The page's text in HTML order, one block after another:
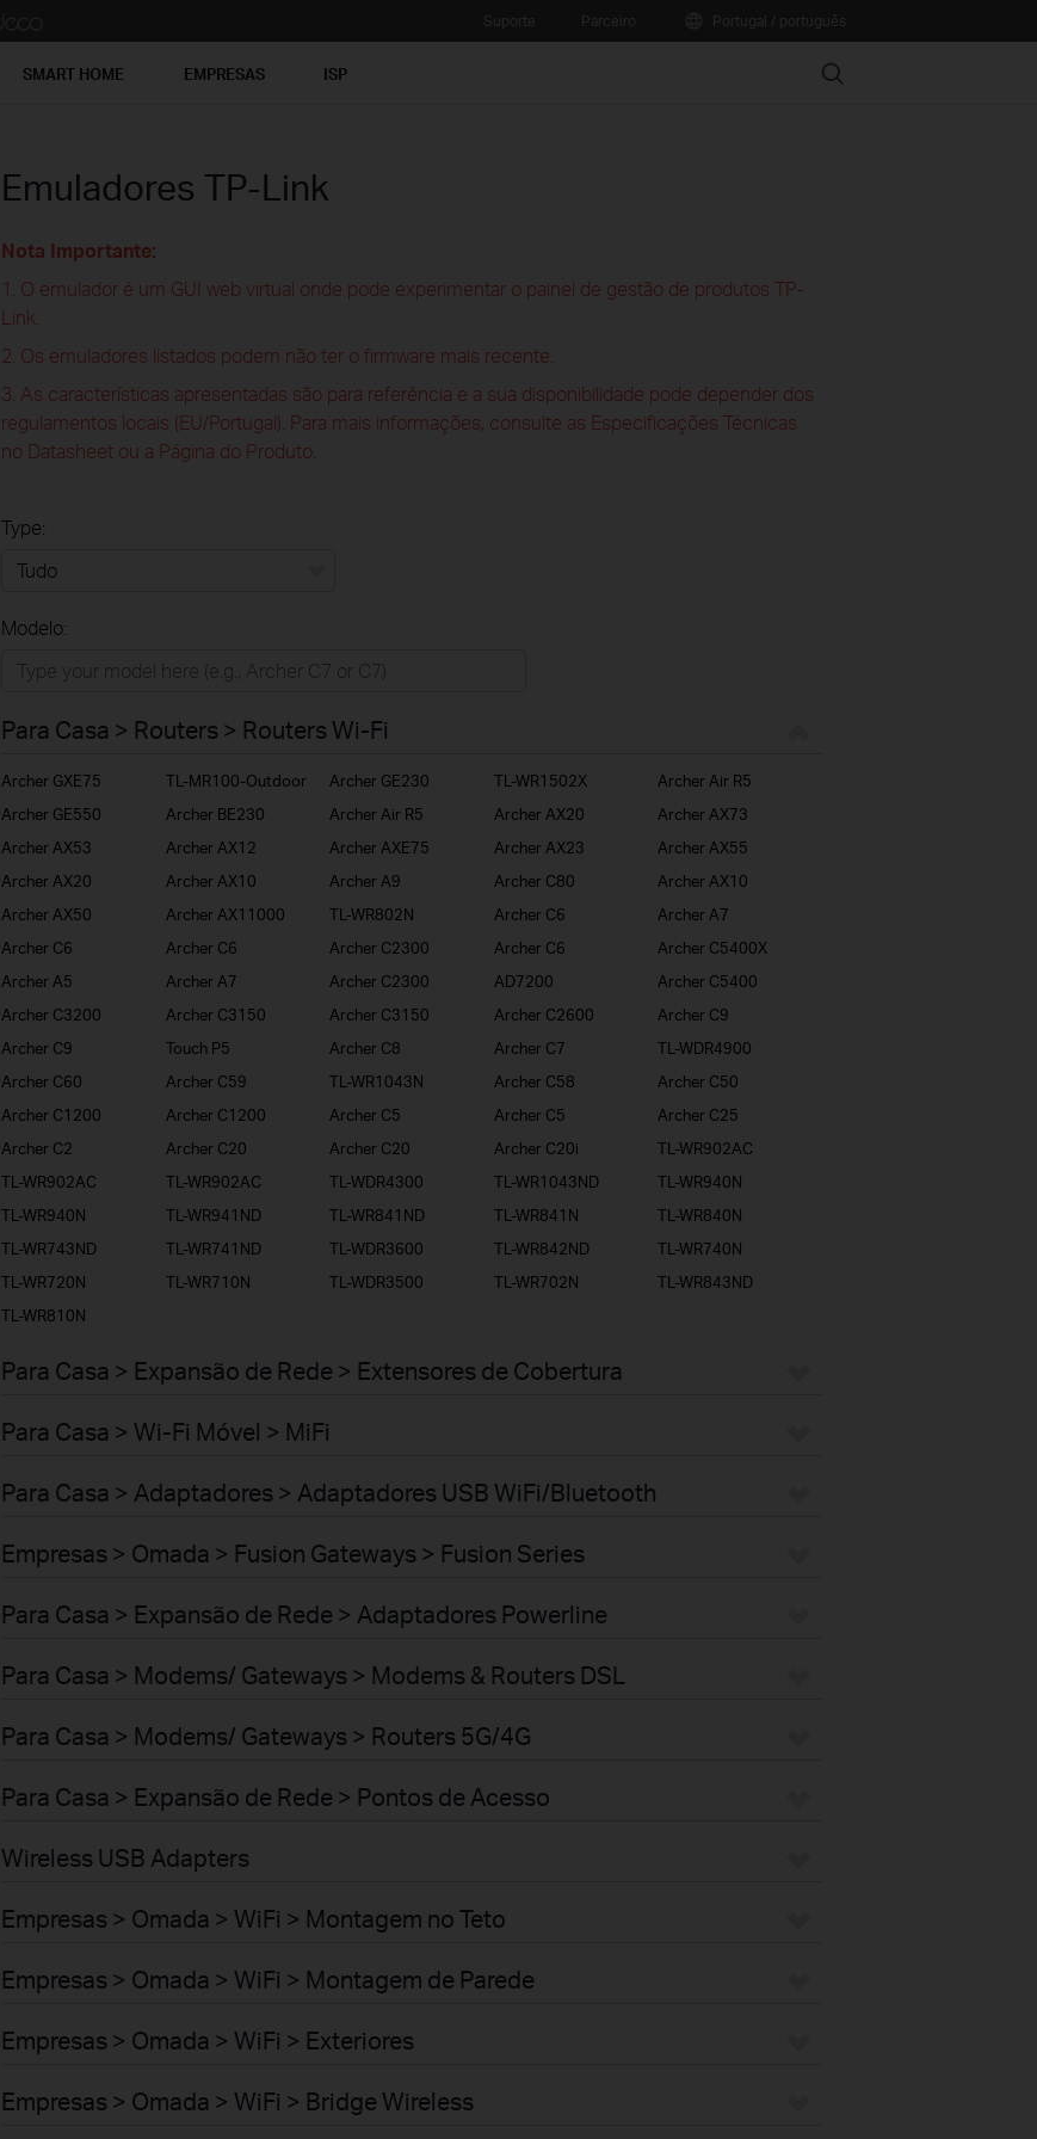
SMART HOME EMPRESAS ISP Search
Emuladores TP-Link
Nota Importante:
1. O emulador é um GUI web virtual onde pode experimentar o painel de gestão de produtos TP-
Link.
2. Os emuladores listados podem não ter o firmware mais recente.
3. As características apresentadas são para referência e a sua disponibilidade pode depender dos
regulamentos locais (EU/Portugal). Para mais informações, consulte as Especificações Técnicas
no Datasheet ou a Página do Produto.
Type:
Empresas
ISP
Modelo:
Para Casa > Routers > Routers Wi-Fi
Archer GXE75 TL-MR100-Outdoor Archer GE230 TL-WR1502X
Archer Air R5
Archer GE550
Archer BE230 Archer Air R5 Archer AX20
Archer AX73
Archer AX53
Archer AX12 Archer AXE75 Archer AX23
Archer AX55
Archer AX20
Archer AX10 Archer A9 Archer C80
Archer AX10
Archer AX50
Archer AX11000 TL-WR802N Archer C6
Archer A7
Archer C6
Archer C6 Archer C2300 Archer C6
Archer C5400X
Archer A5
Archer A7 Archer C2300 AD7200
Archer C5400
Archer C3200
Archer C3150 Archer C3150 Archer C2600
Archer C9
Archer C9
Touch P5 Archer C8 Archer C7
TL-WDR4900
Archer C60
Archer C59 TL-WR1043N Archer C58
Archer C50
Archer C1200
Archer C1200 Archer C5 Archer C5
Archer C25
Archer C2
Archer C20 Archer C20 Archer C20i
TL-WR902AC
TL-WR902AC
TL-WR902AC TL-WDR4300 TL-WR1043ND
TL-WR940N
TL-WR940N
TL-WR941ND TL-WR841ND TL-WR841N
TL-WR840N
TL-WR743ND
TL-WR741ND TL-WDR3600 TL-WR842ND
TL-WR740N
TL-WR720N
TL-WR710N TL-WDR3500 TL-WR702N
TL-WR843ND
TL-WR810N
Para Casa > Expansão de Rede > Extensores de Cobertura
Para Casa > Wi-Fi Móvel > MiFi
Para Casa > Adaptadores > Adaptadores USB WiFi/Bluetooth
Empresas > Omada > Fusion Gateways > Fusion Series
Para Casa > Expansão de Rede > Adaptadores Powerline
Para Casa > Modems/ Gateways > Modems & Routers DSL
Para Casa > Modems/ Gateways > Routers 5G/4G
Para Casa > Expansão de Rede > Pontos de Acesso
Wireless USB Adapters
Empresas > Omada > WiFi > Montagem no Teto
Empresas > Omada > WiFi > Montagem de Parede
Empresas > Omada > WiFi > Exteriores
Empresas > Omada > WiFi > Bridge Wireless